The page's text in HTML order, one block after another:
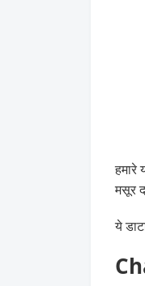
हमारे
मसूर
ये